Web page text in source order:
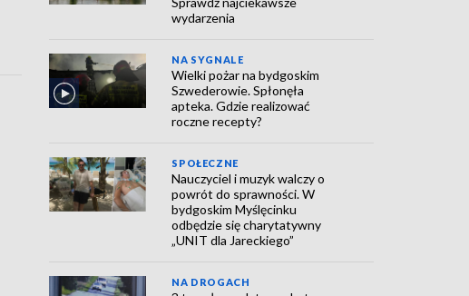
wydarzenia
NA SYGNALE
Wielki pożar na bydgoskim
Szwederowie. Spłonęła
apteka. Gdzie realizować
roczne recepty?
SPOŁECZNE
Nauczyciel i muzyk walczy o
powrót do sprawności. W
bydgoskim Myślęcinku
odbędzie się charytatywny
„UNIT dla Jareckiego”
NA DROGACH